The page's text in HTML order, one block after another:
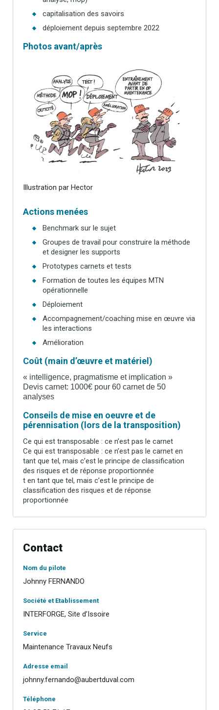
capitalisation des savoirs
déploiement depuis septembre 2022
Photos avant/après
Illustration par Hector
Actions menées
Benchmark sur le sujet
Groupes de travail pour construire la méthode
et designer les supports
Prototypes carnets et tests
Formation de toutes les équipes MTN
opérationnelle
Déploiement
Accompagnement/coaching mise en œuvre via
les interactions
Amélioration
Coût (main d’œuvre et matériel)
« intelligence, pragmatisme et implication »
Devis carnet: 1000€ pour 60 carnet de 50
analyses
Conseils de mise en oeuvre et de
pérennisation (lors de la transposition)
Ce qui est transposable : ce n’est pas le carnet
Ce qui est transposable : ce n’est pas le carnet en
tant que tel, mais c’est le principe de classification
des risques et de réponse proportionnée
t en tant que tel, mais c’est le principe de
classification des risques et de réponse
proportionnée
Contact
Nom du pilote
Johnny FERNANDO
Société et Etablissement
INTERFORGE, Site d’Issoire
Service
Maintenance Travaux Neufs
Adresse email
johnny.fernando@aubertduval.com
Téléphone